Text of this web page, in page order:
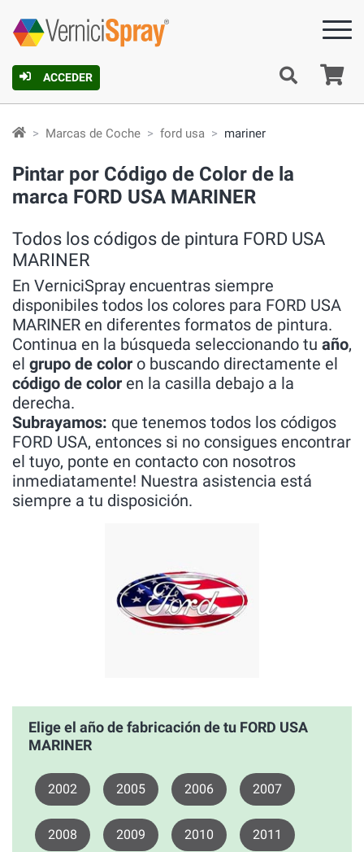
ACCEDER
Marcas de Coche ford usa mariner
Pintar por Código de Color de la
marca FORD USA MARINER
Todos los códigos de pintura FORD USA
MARINER
En VerniciSpray encuentras siempre
disponibiles todos los colores para FORD USA
MARINER en diferentes formatos de pintura.
Continua en la búsqueda seleccionando tu año,
el grupo de color o buscando directamente el
código de color en la casilla debajo a la
derecha.
Subrayamos: que tenemos todos los códigos
FORD USA, entonces si no consigues encontrar
el tuyo, ponte en contacto con nosotros
inmediatamente! Nuestra asistencia está
siempre a tu disposición.
Elige el año de fabricación de tu FORD USA
MARINER
2002 2005 2006 2007
2008 2009 2010 2011